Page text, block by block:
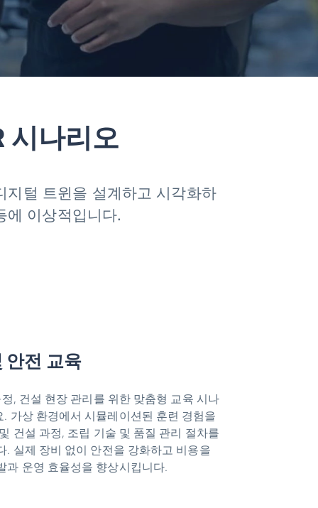
시나리오
털 트윈을 설계하고 시각화하
이상적입니다.
안전 교육
, 건설 현장 관리를 위한 맞춤형 교육 시나
가상 환경에서 시뮬레이션된 훈련 경험을
건설 과정, 조립 기술 및 품질 관리 절차를
. 실제 장비 없이 안전을 강화하고 비용을
과 운영 효율성을 향상시킵니다.